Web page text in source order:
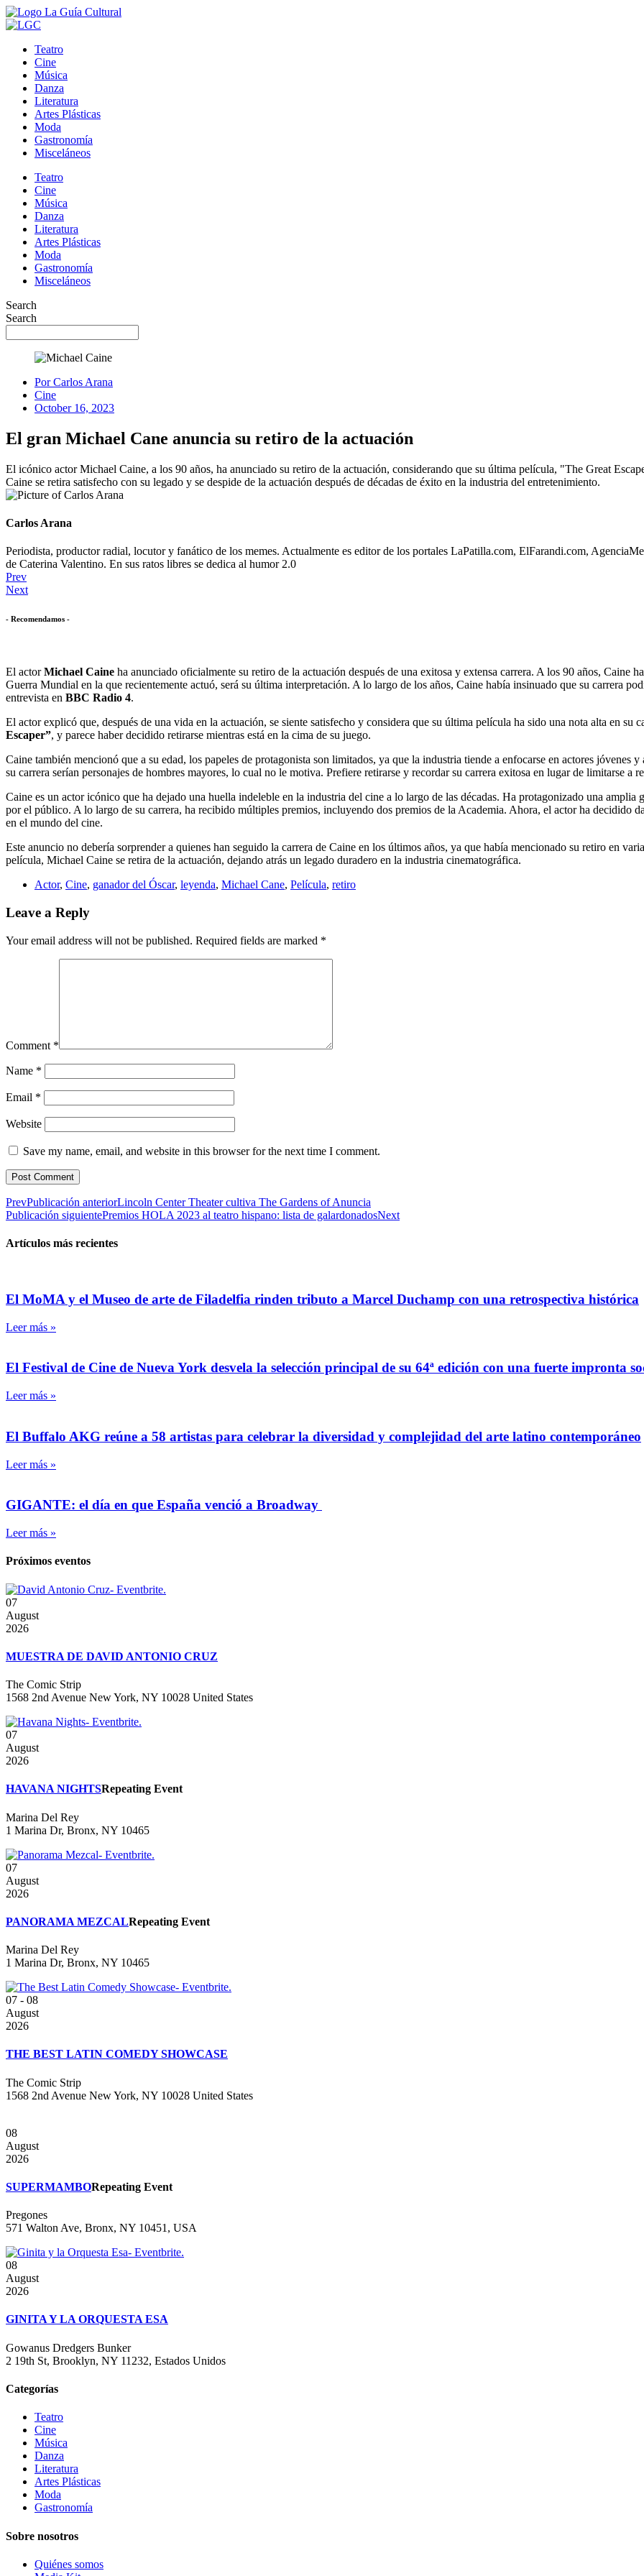
Teatro
Cine
Música
Danza
Literatura
Artes Plásticas
Moda
Gastronomía
Misceláneos
Teatro
Cine
Música
Danza
Literatura
Artes Plásticas
Moda
Gastronomía
Misceláneos
Search
Search
PorCarlos Arana
Cine
October 16, 2023
El gran Michael Cane anuncia su retiro de la actuación
El icónico actor Michael Caine, a los 90 años, ha anunciado su retiro de la actuación, considerando que su última película, "The Great
Caine se retira satisfecho con su legado y se despide de la actuación después de décadas de éxito en la industria del entretenimiento.
Carlos Arana
Periodista, productor radial, locutor y fanático de los memes. Actualmente es editor de los portales LaPatilla.com, ElFarandi.com,
de Caterina Valentino. En sus ratos libres se dedica al humor 2.0
Prev
Next
- Recomendamos -
El actorMichael Caine ha anunciado oficialmente su retiro de la actuación después de una exitosa y extensa carrera. A los 90 años, Caine
Guerra Mundial en la que recientemente actuó, será su última interpretación. A lo largo de los años, Caine había insinuado que su carrera
entrevista en BBC Radio 4.
El actor explicó que, después de una vida en la actuación, se siente satisfecho y considera que su última película ha sido una nota alta en su
Escaper”, y parece haber decidido retirarse mientras está en la cima de su juego.
Caine también mencionó que a su edad, los papeles de protagonista son limitados, ya que la industria tiende a enfocarse en actores jóvenes
su carrera serían personajes de hombres mayores, lo cual no le motiva. Prefiere retirarse y recordar su carrera exitosa en lugar de limitarse a
Caine es un actor icónico que ha dejado una huella indeleble en la industria del cine a lo largo de las décadas. Ha protagonizado una
por el público. A lo largo de su carrera, ha recibido múltiples premios, incluyendo dos premios de la Academia. Ahora, el actor ha decidido
en el mundo del cine.
Este anuncio no debería sorprender a quienes han seguido la carrera de Caine en los últimos años, ya que había mencionado su retiro en
película, Michael Caine se retira de la actuación, dejando atrás un legado duradero en la industria cinematográfica.
Actor, Cine, ganador del Óscar, leyenda, Michael Cane, Película, retiro
Leave a Reply
Your email address will not be published. Required fields are marked *
Comment *
Name *
Email *
Website
Save my name, email, and website in this browser for the next time I comment.
PrevPublicación anteriorLincoln Center Theater cultiva The Gardens of Anuncia
Publicación siguientePremios HOLA 2023 al teatro hispano: lista de galardonadosNext
Artículos más recientes
El MoMA y el Museo de arte de Filadelfia rinden tributo a Marcel Duchamp con una retrospectiva histórica
Leer más »
El Festival de Cine de Nueva York desvela la selección principal de su 64ª edición con una fuerte impronta
Leer más »
El Buffalo AKG reúne a 58 artistas para celebrar la diversidad y complejidad del arte latino contemporáneo
Leer más »
GIGANTE: el día en que España venció a Broadway
Leer más »
Próximos eventos
07
August
2026
MUESTRA DE DAVID ANTONIO CRUZ
The Comic Strip
1568 2nd Avenue New York, NY 10028 United States
07
August
2026
HAVANA NIGHTSRepeating Event
Marina Del Rey
1 Marina Dr, Bronx, NY 10465
07
August
2026
PANORAMA MEZCALRepeating Event
Marina Del Rey
1 Marina Dr, Bronx, NY 10465
07 - 08
August
2026
THE BEST LATIN COMEDY SHOWCASE
The Comic Strip
1568 2nd Avenue New York, NY 10028 United States
08
August
2026
SUPERMAMBORepeating Event
Pregones
571 Walton Ave, Bronx, NY 10451, USA
08
August
2026
GINITA Y LA ORQUESTA ESA
Gowanus Dredgers Bunker
2 19th St, Brooklyn, NY 11232, Estados Unidos
Categorías
Teatro
Cine
Música
Danza
Literatura
Artes Plásticas
Moda
Gastronomía
Sobre nosotros
Quiénes somos